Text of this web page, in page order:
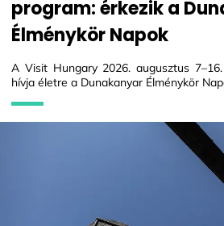
program: érkezik a
Élménykör Napok
A Visit Hungary 2026. augusztus
hívja életre a Dunakanyar Élménykör